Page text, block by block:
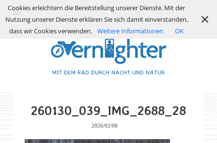
MIT DEM RAD DURCH NACHT UND NATUR
260130_039_IMG_2688_28
2026/02/08
Cookies erleichtern die Bereitstellung unserer Dienste. Mit der
Nutzung unserer Dienste erklären Sie sich damit einverstanden,
dass wir Cookies verwenden.
Weitere Informationen OK